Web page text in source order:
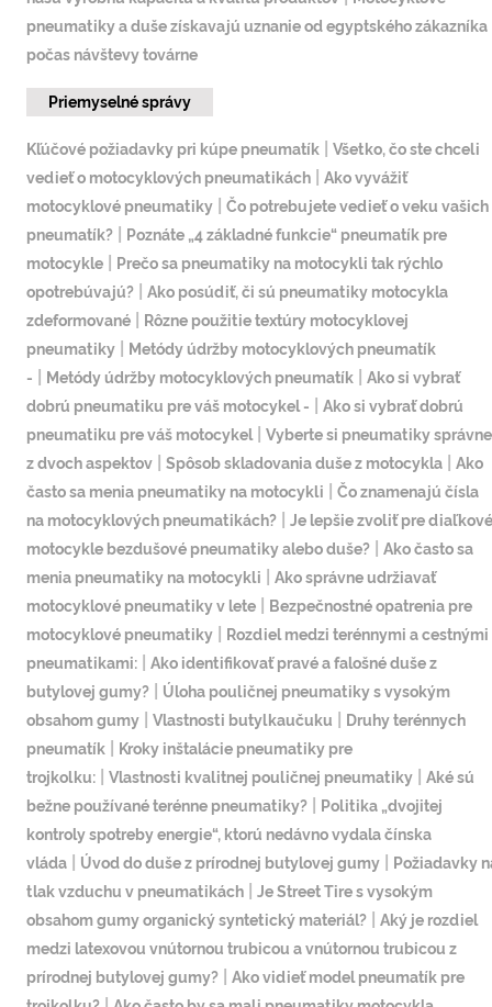
pneumatiky a duše získavajú uznanie od egyptského zákazníka
počas návštevy továrne
Priemyselné správy
Kľúčové požiadavky pri kúpe pneumatík| Všetko, čo ste chceli
vedieť o motocyklových pneumatikách| Ako vyvážiť
motocyklové pneumatiky| Čo potrebujete vedieť o veku vašich
pneumatík?|
Poznáte „4 základné funkcie“ pneumatík pre
motocykle|
Prečo sa pneumatiky na motocykli tak rýchlo
opotrebúvajú?| Ako posúdiť, či sú pneumatiky motocykla
zdeformované|
Rôzne použitie textúry motocyklovej
pneumatiky|
Metódy údržby motocyklových pneumatík
-
Metódy údržby motocyklových pneumatík| Ako si vybrať
dobrú pneumatiku pre váš motocykel -
Ako si vybrať dobrú
pneumatiku pre váš motocykel| Vyberte si pneumatiky správne
z dvoch aspektov| Spôsob skladovania duše z motocykla| Ako
často sa menia pneumatiky na motocykli
Čo znamenajú čísla
na motocyklových pneumatikách?| Je lepšie zvoliť pre diaľkové
motocykle bezdušové pneumatiky alebo duše?| Ako často sa
menia pneumatiky na motocykli
Ako správne udržiavať
motocyklové pneumatiky v lete|
Bezpečnostné opatrenia pre
motocyklové pneumatiky|
Rozdiel medzi terénnymi a cestnými
pneumatikami:| Ako identifikovať pravé a falošné duše z
butylovej gumy?|
Úloha pouličnej pneumatiky s vysokým
obsahom gumy| Vlastnosti butylkaučuku
Druhy terénnych
pneumatík|
Kroky inštalácie pneumatiky pre
trojkolku:| Vlastnosti kvalitnej pouličnej pneumatiky| Aké sú
bežne používané terénne pneumatiky?|
Politika „dvojitej
kontroly spotreby energie“, ktorú nedávno vydala čínska
vláda| Úvod do duše z prírodnej butylovej gumy|
Požiadavky
tlak vzduchu v pneumatikách| Je Street Tire s vysokým
obsahom gumy organický syntetický materiál?| Aký je rozdiel
medzi latexovou vnútornou trubicou a vnútornou trubicou z
prírodnej butylovej gumy?| Ako vidieť model pneumatík pre